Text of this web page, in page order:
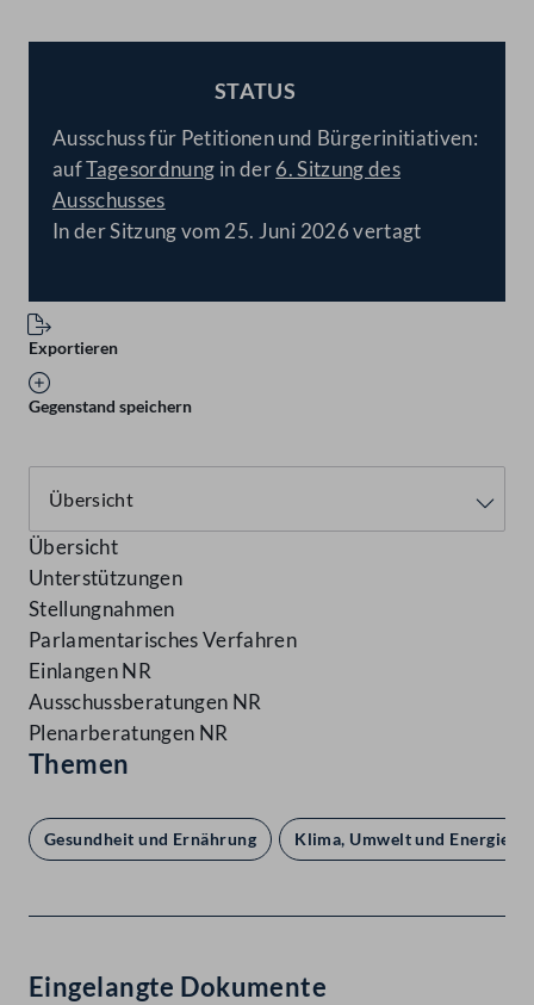
STATUS
Ausschuss für Petitionen und Bürgerinitiativen:
aufTagesordnung in der6. Sitzung des
Ausschusses
In der Sitzung vom 25. Juni 2026 vertagt
Exportieren
Gegenstand speichern
Übersicht
Unterstützungen
Stellungnahmen
Parlamentarisches Verfahren
Einlangen NR
Ausschussberatungen NR
Plenarberatungen NR
Themen
Gesundheit und Ernährung Klima, Umwelt und Energie
Eingelangte Dokumente